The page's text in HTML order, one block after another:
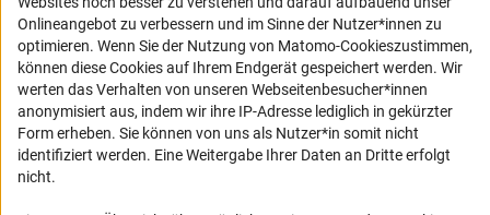
Erklärung zur Barrierefreiheit
Barriere melden
Links
Zum Download des Kodex
DFG-Website
Onlineangebot zu verbessern und im Sinne der Nutzer*innen zu
optimieren. Wenn Sie der Nutzung von Matomo-Cookieszustimmen,
können diese Cookies auf Ihrem Endgerät gespeichert werden. Wir
werten das Verhalten von unseren Webseitenbesucher*innen
anonymisiert aus, indem wir ihre IP-Adresse lediglich in gekürzter
Form erheben. Sie können von uns als Nutzer*in somit nicht
identifiziert werden. Eine Weitergabe Ihrer Daten an Dritte erfolgt
nicht.